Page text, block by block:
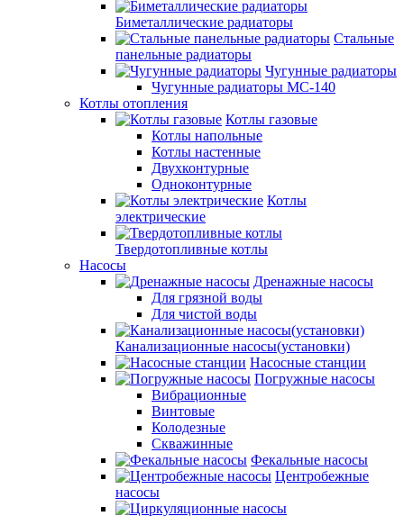
Биметаллические радиаторы
Стальные
панельные радиаторы
Чугунные радиаторы
Чугунные радиаторы МС-140
Котлы отопления
Котлы газовые
Котлы напольные
Котлы настенные
Двухконтурные
Одноконтурные
Котлы
электрические
Твердотопливные котлы
Насосы
Дренажные насосы
Для грязной воды
Для чистой воды
Канализационные насосы(установки)
Насосные станции
Погружные насосы
Вибрационные
Винтовые
Колодезные
Скважинные
Фекальные насосы
Центробежные
насосы